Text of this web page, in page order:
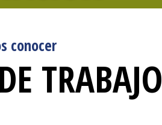
conocer
TRABAJO